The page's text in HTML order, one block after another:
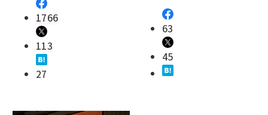
1766
113
27
63
45